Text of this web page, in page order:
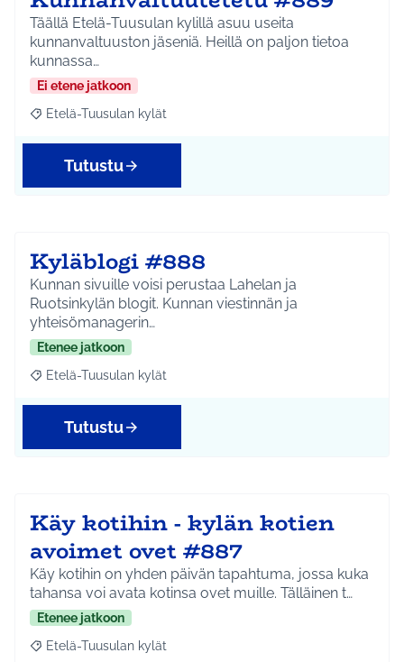
Täällä Etelä-Tuusulan kylillä asuu useita
kunnanvaltuuston jäseniä. Heillä on paljon tietoa
kunnassa…
Ei etene jatkoon
Rajaa tulokset aihepiirin mukaan: Etelä-Tuusulan kylät
Etelä-Tuusulan kylät
Tutustu
Kyläblogi #888
Kunnan sivuille voisi perustaa Lahelan ja
Ruotsinkylän blogit. Kunnan viestinnän ja
yhteisömanagerin…
Etenee jatkoon
Rajaa tulokset aihepiirin mukaan: Etelä-Tuusulan kylät
Etelä-Tuusulan kylät
Tutustu
Käy kotihin - kylän kotien
avoimet ovet #887
Käy kotihin on yhden päivän tapahtuma, jossa kuka
tahansa voi avata kotinsa ovet muille. Tälläinen t…
Etenee jatkoon
Rajaa tulokset aihepiirin mukaan: Etelä-Tuusulan kylät
Etelä-Tuusulan kylät